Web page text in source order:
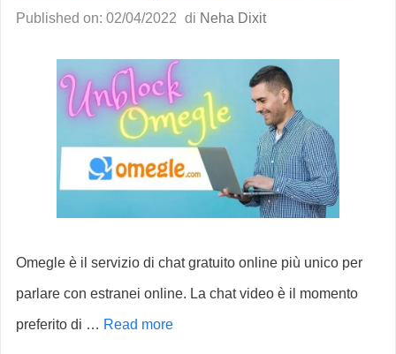
Published on: 02/04/2022 di Neha Dixit
Omegle è il servizio di chat gratuito online più unico per
parlare con estranei online. La chat video è il momento
preferito di … Read more